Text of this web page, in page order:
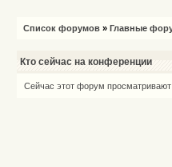
Список форумов » Главные
Кто сейчас на конференции
Сейчас этот форум